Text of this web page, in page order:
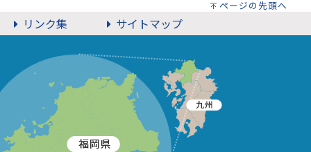
ページの先頭へ
リンク集 サイトマップ